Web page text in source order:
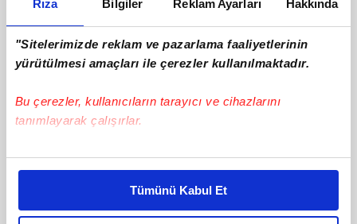
Rıza Bilgiler Reklam Ayarları Hakkında
"Sitelerimizde reklam ve pazarlama faaliyetlerinin
yürütülmesi amaçları ile çerezler kullanılmaktadır.
Bu çerezler, kullanıcıların tarayıcı ve cihazlarını
tanımlayarak çalışırlar.
Bu çerezlere izin vermeniz halinde sizlere özel
daha iyi reklam deneyimi yaşatabiliriz. Bunu yaparken
amacımızın size daha iyi bir reklam deneyimi sunmak
Tümünü Kabul Et